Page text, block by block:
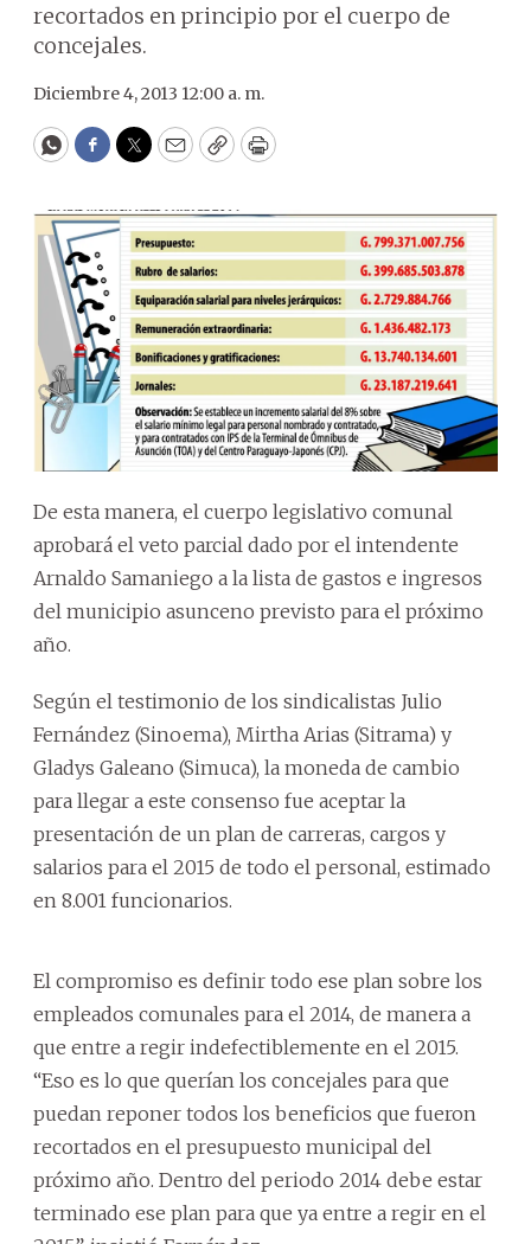
recortados en principio por el cuerpo de
concejales.
Diciembre 4, 2013 12:00 a. m.
WhatsApp
Facebook
Twitter
EmailCopyPrint
De esta manera, el cuerpo legislativo comunal
aprobará el veto parcial dado por el intendente
Arnaldo Samaniego a la lista de gastos e ingresos
del municipio asunceno previsto para el próximo
año.
Según el testimonio de los sindicalistas Julio
Fernández (Sinoema), Mirtha Arias (Sitrama) y
Gladys Galeano (Simuca), la moneda de cambio
para llegar a este consenso fue aceptar la
presentación de un plan de carreras, cargos y
salarios para el 2015 de todo el personal, estimado
en 8.001 funcionarios.
El compromiso es definir todo ese plan sobre los
empleados comunales para el 2014, de manera a
que entre a regir indefectiblemente en el 2015.
“Eso es lo que querían los concejales para que
puedan reponer todos los beneficios que fueron
recortados en el presupuesto municipal del
próximo año. Dentro del periodo 2014 debe estar
terminado ese plan para que ya entre a regir en el